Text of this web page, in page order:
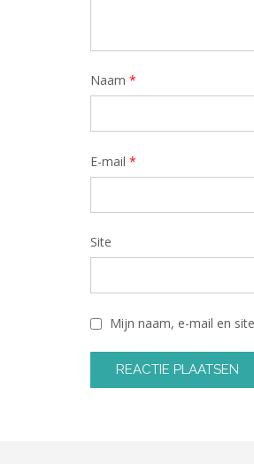
Naam *
E-mail *
Site
Mijn naam, e-mail en